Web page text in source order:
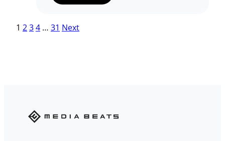
Posts
1 234 … 31 Next